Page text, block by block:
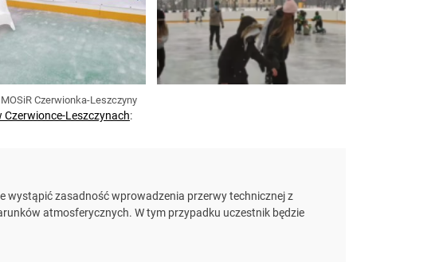
Czerwionka-Leszczyny
Czerwionce-Leszczynach:
wystąpić zasadność wprowadzenia przerwy technicznej z
atmosferycznych. W tym przypadku uczestnik będzie